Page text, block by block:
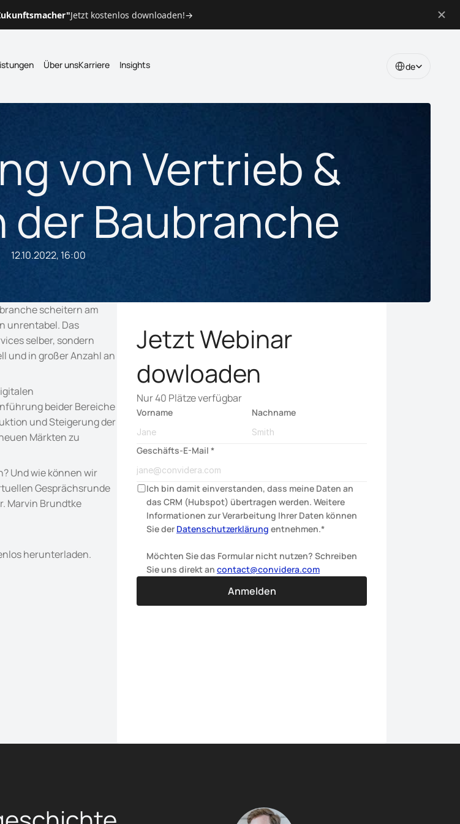
Jetzt kostenlos downloaden!→
Über unsKarriere Insights de
von Vertrieb &
Baubranche
12.10.2022, 16:00
scheitern am
unrentabel. Das
selber, sondern
und in großer Anzahl an
beider Bereiche
und Steigerung der
Märkten zu
Und wie können wir
Gesprächsrunde
Marvin Brundtke
herunterladen.
Jetzt Webinar
dowloaden
Nur 40 Plätze verfügbar
Vorname Nachname
Geschäfts-E-Mail *
Ich bin damit einverstanden, dass meine Daten an
das CRM (Hubspot) übertragen werden. Weitere
Informationen zur Verarbeitung Ihrer Daten können
Sie der Datenschutzerklärung entnehmen.*
Möchten Sie das Formular nicht nutzen? Schreiben
Sie uns direkt an contact@convidera.com
Anmelden